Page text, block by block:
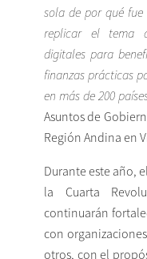
sola de por qué
replicar el tema
digitales para
finanzas prácticas
en más de 200
Asuntos de
Región Andina en
Durante este año,
la Cuarta
continuarán
con
otros, con el